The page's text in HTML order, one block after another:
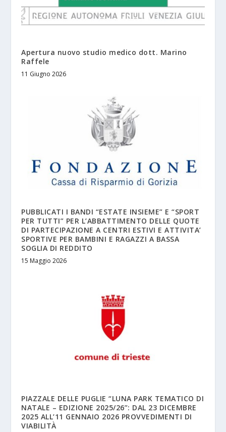
Apertura nuovo studio medico dott. Marino
Raffele
11 Giugno 2026
PUBBLICATI I BANDI “ESTATE INSIEME” E “SPORT
PER TUTTI” PER L’ABBATTIMENTO DELLE QUOTE
DI PARTECIPAZIONE A CENTRI ESTIVI E ATTIVITA’
SPORTIVE PER BAMBINI E RAGAZZI A BASSA
SOGLIA DI REDDITO
15 Maggio 2026
PIAZZALE DELLE PUGLIE “LUNA PARK TEMATICO DI
NATALE – EDIZIONE 2025/26”: DAL 23 DICEMBRE
2025 ALL’11 GENNAIO 2026 PROVVEDIMENTI DI
VIABILITÀ